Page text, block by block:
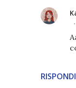
RISPONDI